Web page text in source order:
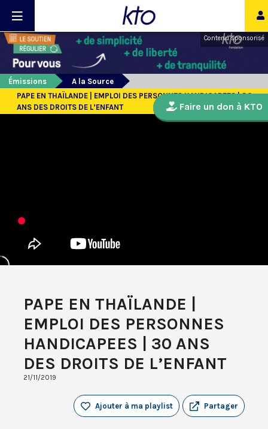
Contenu sponsorisé
Émissions
A la Source
PAPE EN THAÏLANDE | EMPLOI DES PERSONNES HANDICAPEES | 30
ANS DES DROITS DE L’ENFANT
PAPE EN THAÏLANDE |
EMPLOI DES PERSONNES
HANDICAPEES | 30 ANS
DES DROITS DE L’ENFANT
21/11/2019
Partager
Ajouter à ma playlist
Faire un don à KTO